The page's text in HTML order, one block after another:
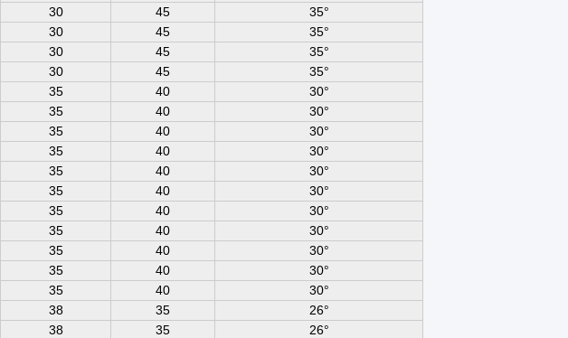
30 45
35°
30 45
35°
30 45
35°
30 45
35°
35 40
30°
35 40
30°
35 40
30°
35 40
30°
35 40
30°
35 40
30°
35 40
30°
35 40
30°
35 40
30°
35 40
30°
35 40
30°
38 35
26°
38 35
26°